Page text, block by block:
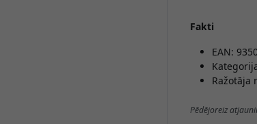
Fakti
EAN:
Ražotāja
Pēdējoreiz